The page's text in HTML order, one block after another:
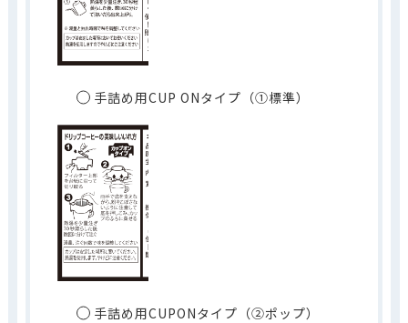
手詰め用CUP ONタイプ（①標準）
手詰め用CUPONタイプ（②ポップ）